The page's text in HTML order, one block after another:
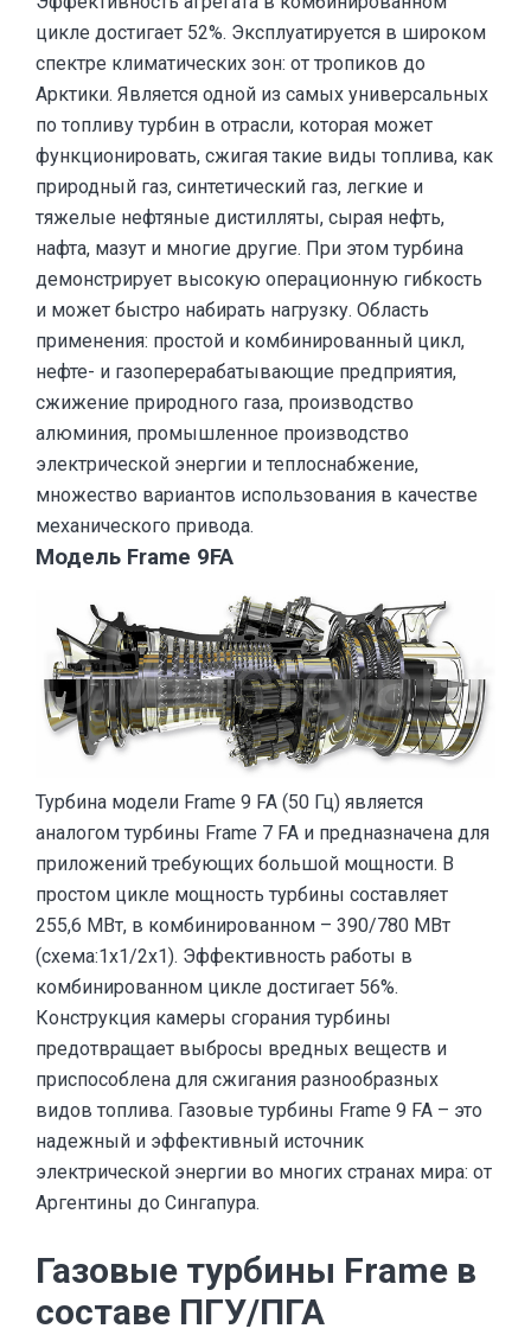
цикле достигает 52%. Эксплуатируется в широком
спектре климатических зон: от тропиков до
Арктики. Является одной из самых универсальных
по топливу турбин в отрасли, которая может
функционировать, сжигая такие виды топлива, как
природный газ, синтетический газ, легкие и
тяжелые нефтяные дистилляты, сырая нефть,
нафта, мазут и многие другие. При этом турбина
демонстрирует высокую операционную гибкость
и может быстро набирать нагрузку. Область
применения: простой и комбинированный цикл,
нефте- и газоперерабатывающие предприятия,
сжижение природного газа, производство
алюминия, промышленное производство
электрической энергии и теплоснабжение,
множество вариантов использования в качестве
механического привода.
Модель Frame 9FA
Турбина модели Frame 9 FA (50 Гц) является
аналогом турбины Frame 7 FA и предназначена для
приложений требующих большой мощности. В
простом цикле мощность турбины составляет
255,6 МВт, в комбинированном – 390/780 МВт
(схема:1х1/2х1). Эффективность работы в
комбинированном цикле достигает 56%.
Конструкция камеры сгорания турбины
предотвращает выбросы вредных веществ и
приспособлена для сжигания разнообразных
видов топлива. Газовые турбины Frame 9 FA – это
надежный и эффективный источник
электрической энергии во многих странах мира: от
Аргентины до Сингапура.
Газовые турбины Frame в
составе ПГУ/ПГА